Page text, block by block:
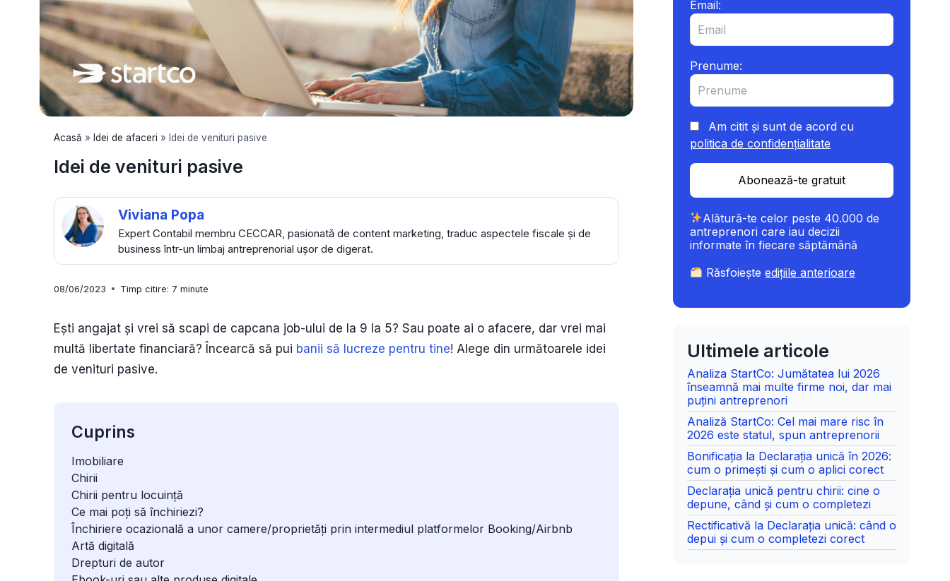
Acasă » Idei de afaceri » Idei de venituri pasive
Idei de venituri pasive
Viviana Popa
Expert Contabil membru CECCAR, pasionată de content marketing, traduc aspectele fiscale și de
business într-un limbaj antreprenorial ușor de digerat.
08/06/2023 Timp citire: 7 minute
Ești angajat și vrei să scapi de capcana job-ului de la 9 la 5? Sau poate ai o afacere, dar vrei mai
multă libertate financiară? Încearcă să pui banii să lucreze pentru tine! Alege din următoarele idei
de venituri pasive.
Cuprins
Imobiliare
Chirii
Chirii pentru locuință
Ce mai poți să închiriezi?
Închiriere ocazională a unor camere/proprietăți prin intermediul platformelor Booking/Airbnb
Artă digitală
Drepturi de autor
Email:
Prenume:
Am citit și sunt de acord cu
politica de confidențialitate
Abonează-te gratuit
Alătură-te celor peste 40.000 de
antreprenori care iau decizii
informate în fiecare săptămână
Răsfoieșteedițiile anterioare
Ultimele articole
Analiza StartCo: Jumătatea lui 2026
înseamnă mai multe firme noi, dar mai
puțini antreprenori
Analiză StartCo: Cel mai mare risc în
2026 este statul, spun antreprenorii
Bonificația la Declarația unică în 2026:
cum o primești și cum o aplici corect
Declarația unică pentru chirii: cine o
depune, când și cum o completezi
Rectificativă la Declarația unică: când o
depui și cum o completezi corect